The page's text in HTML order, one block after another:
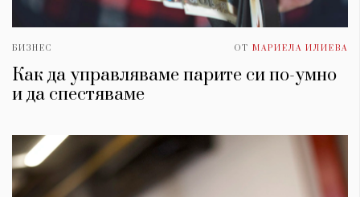
БИЗНЕС ОТ МАРИЕЛА ИЛИЕВА
Как да управляваме парите си по-умно
и да спестяваме